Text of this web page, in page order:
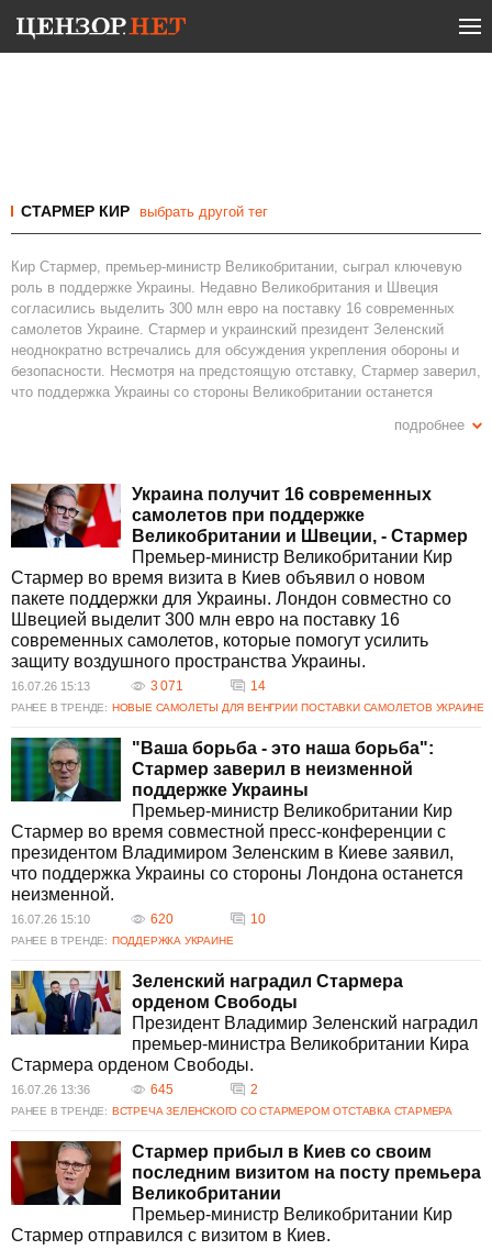
СТАРМЕР КИР выбрать другой тег
Кир Стармер, премьер-министр Великобритании, сыграл ключевую
роль в поддержке Украины. Недавно Великобритания и Швеция
согласились выделить 300 млн евро на поставку 16 современных
самолетов Украине. Стармер и украинский президент Зеленский
неоднократно встречались для обсуждения укрепления обороны и
безопасности. Несмотря на предстоящую отставку, Стармер заверил,
что поддержка Украины со стороны Великобритании останется
ступенью станет пост генерального секретаря НАТО. Он также
Какие самолеты Великобритания передаст Украине?
Согласно договоренностям между Великобританией и Швецией,
Украине будет передано 16 современных самолетов. Эти поставки,
поддержанные 300 млн евро, направлены на усиление защиты
украинского воздушного пространства.
Планирует ли Кир Стармер оставаться в политике после
отставки?
После отставки с поста премьер-министра Великобритании, Кир
Стармер рассматривает возможность занять должность
генерального секретаря НАТО. Это свидетельствует о его намерении
Как Великобритания поддерживает Украину после отставки
Стармера?
Премьер-министр Кир Стармер заверил, что поддержка Украины со
стороны Великобритании останется неизменной даже после его
отставки. Участие в программах ЕС и поставки вооружения - часть
этой постоянной поддержки.
Получал ли Кир Стармер международные награды за свою
деятельность?
Да, Кир Стармер был удостоен различных международных наград,
поддержание международной стабильности и безопасности.
Как Великобритания будет участвовать в программе ЕС для
Украины?
Великобритания под руководством Кира Стармера присоединилась к
крупной программе ЕС, предполагающей финансирование на 90
млрд евро для поддержки Украины. Это предполагает участие
британских оборонных компаний в предоставлении поддержки
странам ЕС.
подробнее
Украина получит 16 современных
самолетов при поддержке
Великобритании и Швеции, - Стармер
Премьер-министр Великобритании Кир
Стармер во время визита в Киев объявил о новом
пакете поддержки для Украины. Лондон совместно со
Швецией выделит 300 млн евро на поставку 16
современных самолетов, которые помогут усилить
защиту воздушного пространства Украины.
16.07.26 15:13 3 071 14
РАНЕЕ В ТРЕНДЕ: НОВЫЕ САМОЛЕТЫ ДЛЯ ВЕНГРИИ ПОСТАВКИ САМОЛЕТОВ УКРАИНЕ
"Ваша борьба - это наша борьба":
Стармер заверил в неизменной
поддержке Украины
Премьер-министр Великобритании Кир
Стармер во время совместной пресс-конференции с
президентом Владимиром Зеленским в Киеве заявил,
что поддержка Украины со стороны Лондона останется
неизменной.
16.07.26 15:10 620 10
РАНЕЕ В ТРЕНДЕ: ПОДДЕРЖКА УКРАИНЕ
Зеленский наградил Стармера
орденом Свободы
Президент Владимир Зеленский наградил
премьер-министра Великобритании Кира
Стармера орденом Свободы.
16.07.26 13:36 645 2
РАНЕЕ В ТРЕНДЕ: ВСТРЕЧА ЗЕЛЕНСКОГО СО СТАРМЕРОМ ОТСТАВКА СТАРМЕРА
Стармер прибыл в Киев со своим
последним визитом на посту премьера
Великобритании
Премьер-министр Великобритании Кир
Стармер отправился с визитом в Киев.